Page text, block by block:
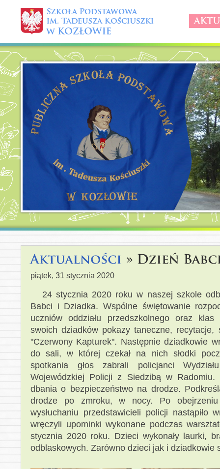
piątek, 31 stycznia 2020
24 stycznia 2020 roku w naszej szkole
Babci i Dziadka. Wspólne świętowanie
uczniów oddziału przedszkolnego oraz
swoich dziadków pokazy taneczne,
"Czerwony Kapturek". Następnie dziadkowie
do sali, w której czekał na nich słodki
spotkania głos zabrali policjanci
Wojewódzkiej Policji z Siedzibą w
dbania o bezpieczeństwo na drodze.
drodze po zmroku, w nocy. Po obejrzeniu
wysłuchaniu przedstawicieli policji nastąpiło
wręczyli upominki wykonane podczas
stycznia 2020 roku. Dzieci wykonały laurki,
odblaskowych. Zarówno dzieci jak i dziadkowie